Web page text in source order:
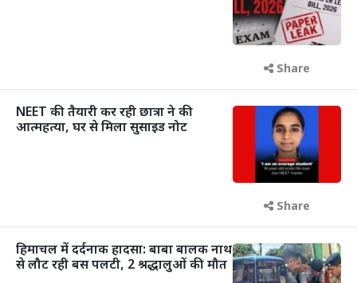
Share
NEET की तैयारी कर रही छात्रा ने की
आत्महत्या, घर से मिला सुसाइड नोट
Share
हिमाचल में दर्दनाक हादसा: बाबा बालक नाथ
से लौट रही बस पलटी, 2 श्रद्धालुओं की मौत